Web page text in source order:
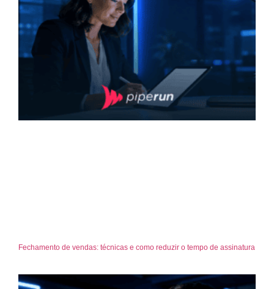
Fechamento de vendas: técnicas e como reduzir o tempo de assinatura